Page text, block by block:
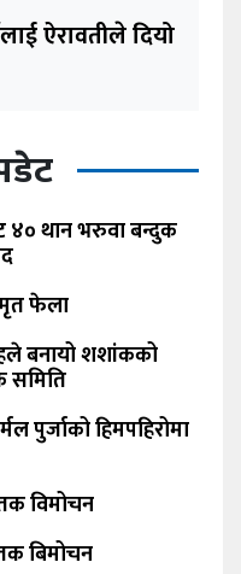
ऐरावतीले दियो
४० थान भरुवा बन्दुक
फेला
बनायो शशांकको
समिति
पुर्जाको हिमपहिरोमा
विमोचन
बिमोचन